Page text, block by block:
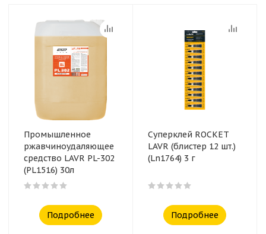
Промышленное
ржавчиноудаляющее
средство LAVR PL-302
(PL1516) 30л
Подробнее
Суперклей ROCKET
LAVR (блистер 12 шт.)
(Ln1764) 3 г
Подробнее